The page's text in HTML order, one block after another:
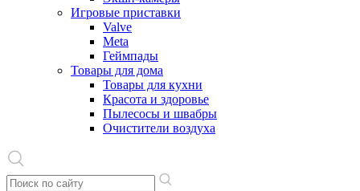
Игровые приставки
Valve
Meta
Геймпады
Товары для дома
Товары для кухни
Красота и здоровье
Пылесосы и швабры
Очистители воздуха